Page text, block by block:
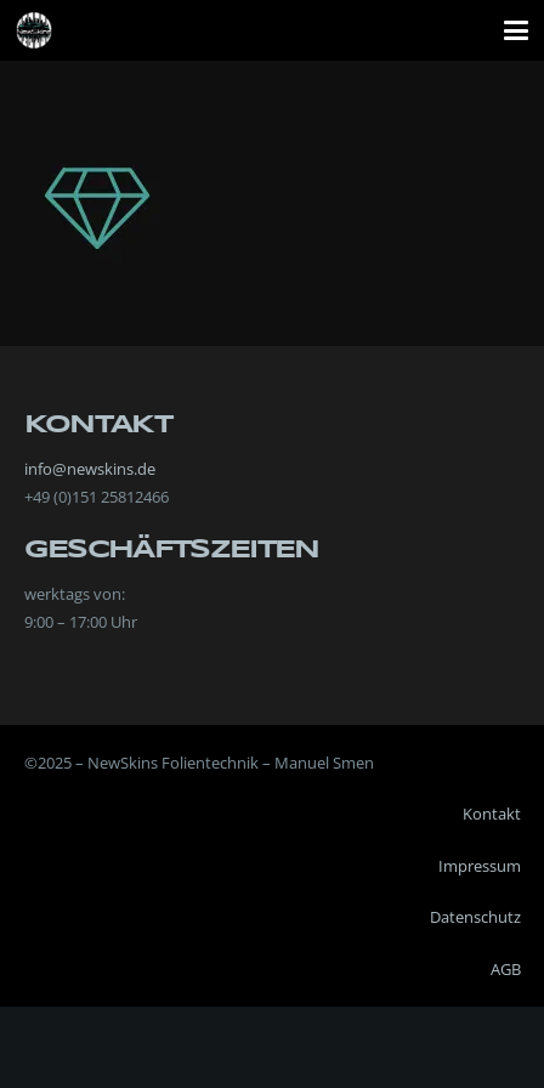
KONTAKT
info@newskins.de
+49 (0)151 25812466
GESCHÄFTSZEITEN
werktags von:
9:00 – 17:00 Uhr
©2025 – NewSkins Folientechnik – Manuel Smen
Kontakt
Impressum
Datenschutz
AGB